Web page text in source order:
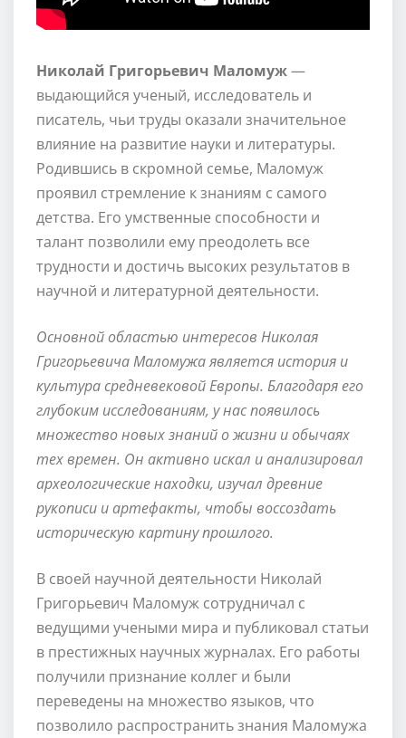
Николай Григорьевич Маломуж—
выдающийся ученый, исследователь и
писатель, чьи труды оказали значительное
влияние на развитие науки и литературы.
Родившись в скромной семье, Маломуж
проявил стремление к знаниям с самого
детства. Его умственные способности и
талант позволили ему преодолеть все
трудности и достичь высоких результатов в
научной и литературной деятельности.
Основной областью интересов Николая
Григорьевича Маломужа является история и
культура средневековой Европы. Благодаря его
глубоким исследованиям, у нас появилось
множество новых знаний о жизни и обычаях
тех времен. Он активно искал и анализировал
археологические находки, изучал древние
рукописи и артефакты, чтобы воссоздать
историческую картину прошлого.
В своей научной деятельности Николай
Григорьевич Маломуж сотрудничал с
ведущими учеными мира и публиковал статьи
в престижных научных журналах. Его работы
получили признание коллег и были
переведены на множество языков, что
позволило распространить знания Маломужа